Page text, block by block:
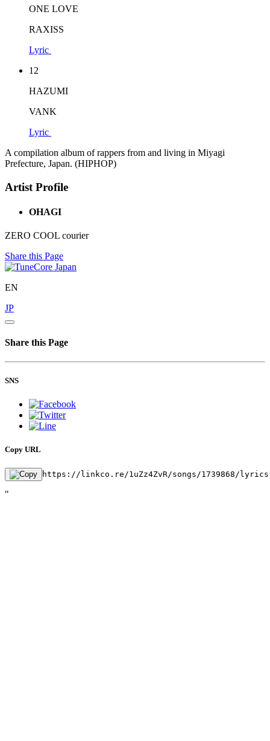
ONE LOVE
RAXISS
Lyric
12
HAZUMI
VANK
Lyric
A compilation album of rappers from and living in Miyagi
Prefecture, Japan. (HIPHOP)
Artist Profile
OHAGI
ZERO COOL courier
Share this Page
EN
JP
Share this Page
SNS
Copy URL
https://linkco.re/1uZz4ZvR/songs/1739868/
"